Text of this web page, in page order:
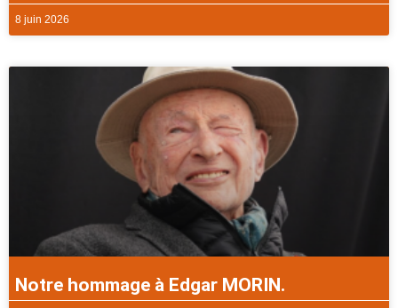
8 juin 2026
Notre hommage à Edgar MORIN.